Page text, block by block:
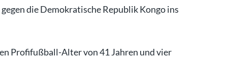
die Demokratische Republik Kongo ins
Profifußball-Alter von 41 Jahren und vier